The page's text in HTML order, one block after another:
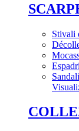
Stivali
Sandali